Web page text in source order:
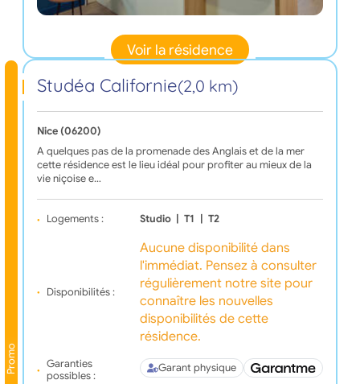
Voir la résidence
Promo
Studéa Californie(2,0 km)
Nice (06200)
A quelques pas de la promenade des Anglais et de la mer
cette résidence est le lieu idéal pour profiter au mieux de la
vie niçoise e…
Logements : Studio T1 T2
Disponibilités :
Aucune disponibilité dans
l'immédiat. Pensez à consulter
régulièrement notre site pour
connaître les nouvelles
disponibilités de cette
résidence.
Garanties
possibles :
Garant physique